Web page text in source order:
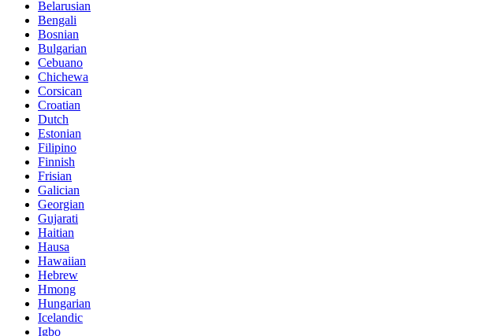
Belarusian
Bengali
Bosnian
Bulgarian
Cebuano
Chichewa
Corsican
Croatian
Dutch
Estonian
Filipino
Finnish
Frisian
Galician
Georgian
Gujarati
Haitian
Hausa
Hawaiian
Hebrew
Hmong
Hungarian
Icelandic
Igbo